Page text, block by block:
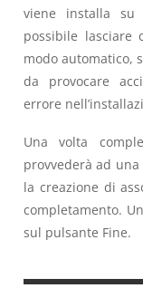
viene installa su
possibile lasciare
modo automatico,
da provocare
errore
Una volta
provvederà ad
la creazione di
completamento.
sul pulsante Fine.